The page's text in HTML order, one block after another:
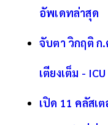
อัพเดทล่าสุด
จับตา วิกฤติ
เตียงเต็ม -
เปิด 11 คลัสเ